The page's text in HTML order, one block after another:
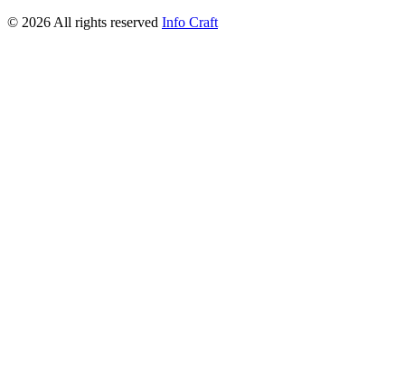
© 2026 All rights reserved Info Craft